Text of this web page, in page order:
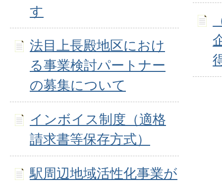
す
法目上長殿地区におけ
る事業検討パートナー
の募集について
インボイス制度（適格
請求書等保存方式）
駅周辺地域活性化事業が